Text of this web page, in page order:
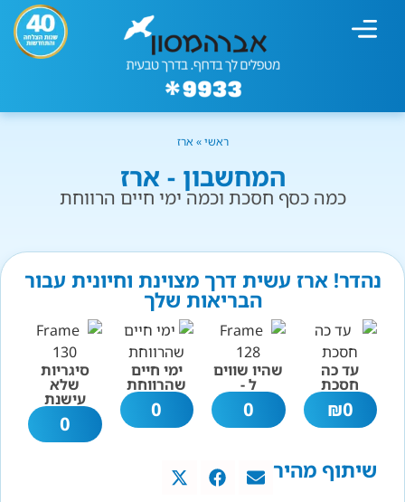
ראשי» ארז
המחשבון - ארז
כמה כסף חסכת וכמה ימי חיים הרווחת
נהדר! ארז עשית דרך מצוינת וחיונית עבור
הבריאות שלך
עד כה
חסכת
0
₪
שהיו שווים
ל -
0
ימי חיים
שהרווחת
0
סיגריות
שלא
עישנת
0
שיתוף מהיר